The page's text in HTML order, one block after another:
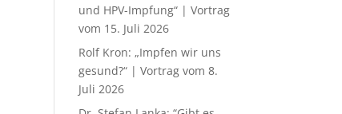
und HPV-Impfung“ | Vortrag
vom 15. Juli 2026
Rolf Kron: „Impfen wir uns
gesund?“ | Vortrag vom 8.
Juli 2026